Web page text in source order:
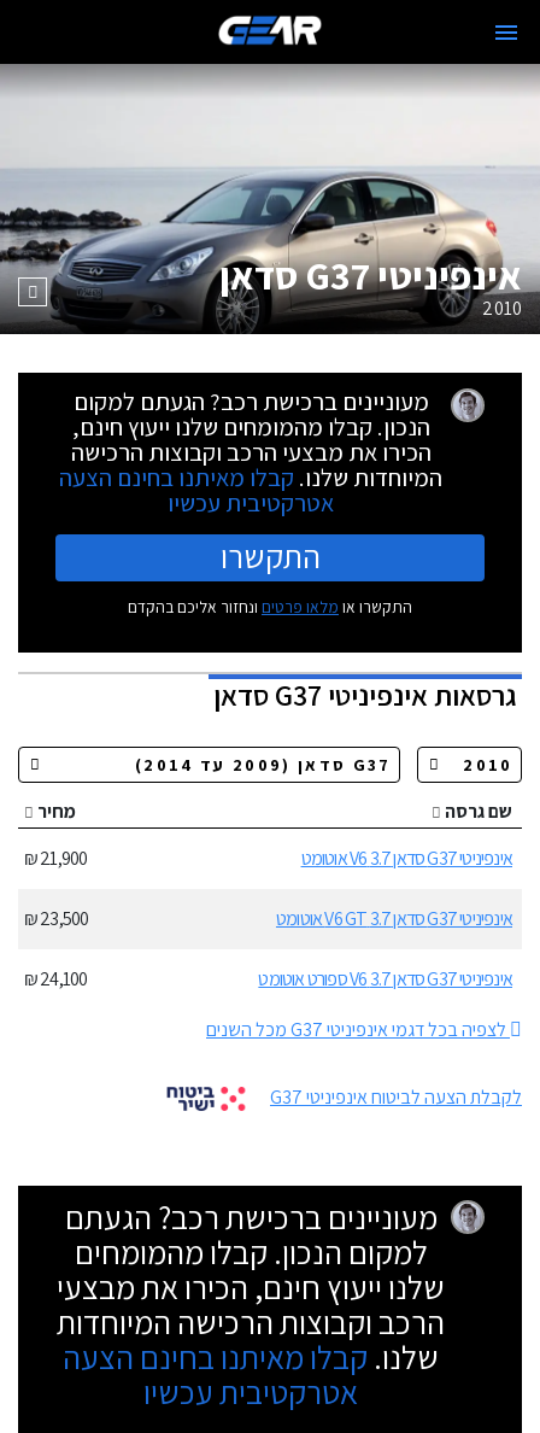
אינפיניטי G37 סדאן
2010
מעוניינים ברכישת רכב? הגעתם למקום
הנכון. קבלו מהמומחים שלנו ייעוץ חינם,
הכירו את מבצעי הרכב וקבוצות הרכישה
המיוחדות שלנו. קבלו מאיתנו בחינם הצעה
אטרקטיבית עכשיו
התקשרו
התקשרו או מלאו פרטים ונחזור אליכם בהקדם
גרסאותאינפיניטי G37 סדאן
שם גרסה
מחיר
אינפיניטי G37 סדאן 3.7 V6 אוטומט
21,900 ₪
אינפיניטי G37 סדאן 3.7 V6 GT אוטומט 23,500 ₪
אינפיניטי G37 סדאן 3.7 V6 ספורט אוטומט
24,100 ₪
לצפיה בכל דגמי אינפיניטי G37 מכל השנים
לקבלת הצעה לביטוח אינפיניטי G37
מעוניינים ברכישת רכב? הגעתם
למקום הנכון. קבלו מהמומחים
שלנו ייעוץ חינם, הכירו את מבצעי
הרכב וקבוצות הרכישה המיוחדות
שלנו. קבלו מאיתנו בחינם הצעה
אטרקטיבית עכשיו